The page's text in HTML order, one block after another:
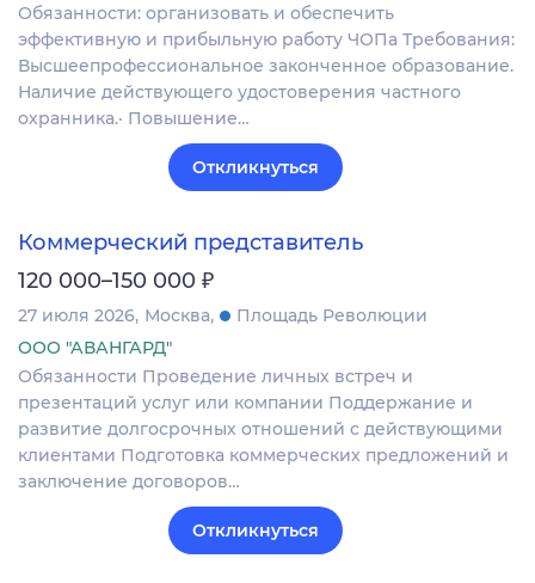
Обязанности: организовать и обеспечить
эффективную и прибыльную работу ЧОПа Требования:
Высшеепрофессиональное законченное образование.
Наличие действующего удостоверения частного
охранника.· Повышение…
Откликнуться
Коммерческий представитель
120 000–150 000 ₽
27 июля 2026 Москва
Площадь Революции
ООО "АВАНГАРД"
Обязанности Проведение личных встреч и
презентаций услуг или компании Поддержание и
развитие долгосрочных отношений с действующими
клиентами Подготовка коммерческих предложений и
заключение договоров…
Откликнуться